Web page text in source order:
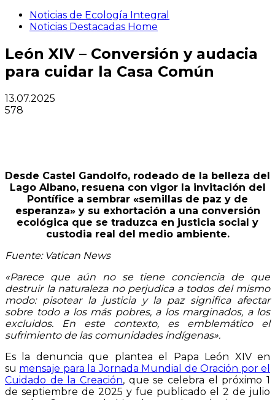
Noticias de Ecología Integral
Noticias Destacadas Home
León XIV – Conversión y audacia
para cuidar la Casa Común
13.07.2025
578
Desde Castel Gandolfo, rodeado de la belleza del
Lago Albano, resuena con vigor la invitación del
Pontífice a sembrar «semillas de paz y de
esperanza» y su exhortación a una conversión
ecológica que se traduzca en justicia social y
custodia real del medio ambiente.
Fuente: Vatican News
«Parece que aún no se tiene conciencia de que
destruir la naturaleza no perjudica a todos del mismo
modo: pisotear la justicia y la paz significa afectar
sobre todo a los más pobres, a los marginados, a los
excluidos. En este contexto, es emblemático el
sufrimiento de las comunidades indígenas».
Es la denuncia que plantea el Papa León XIV en
su mensaje para la Jornada Mundial de Oración por el
Cuidado de la Creación, que se celebra el próximo 1
de septiembre de 2025 y fue publicado el 2 de julio